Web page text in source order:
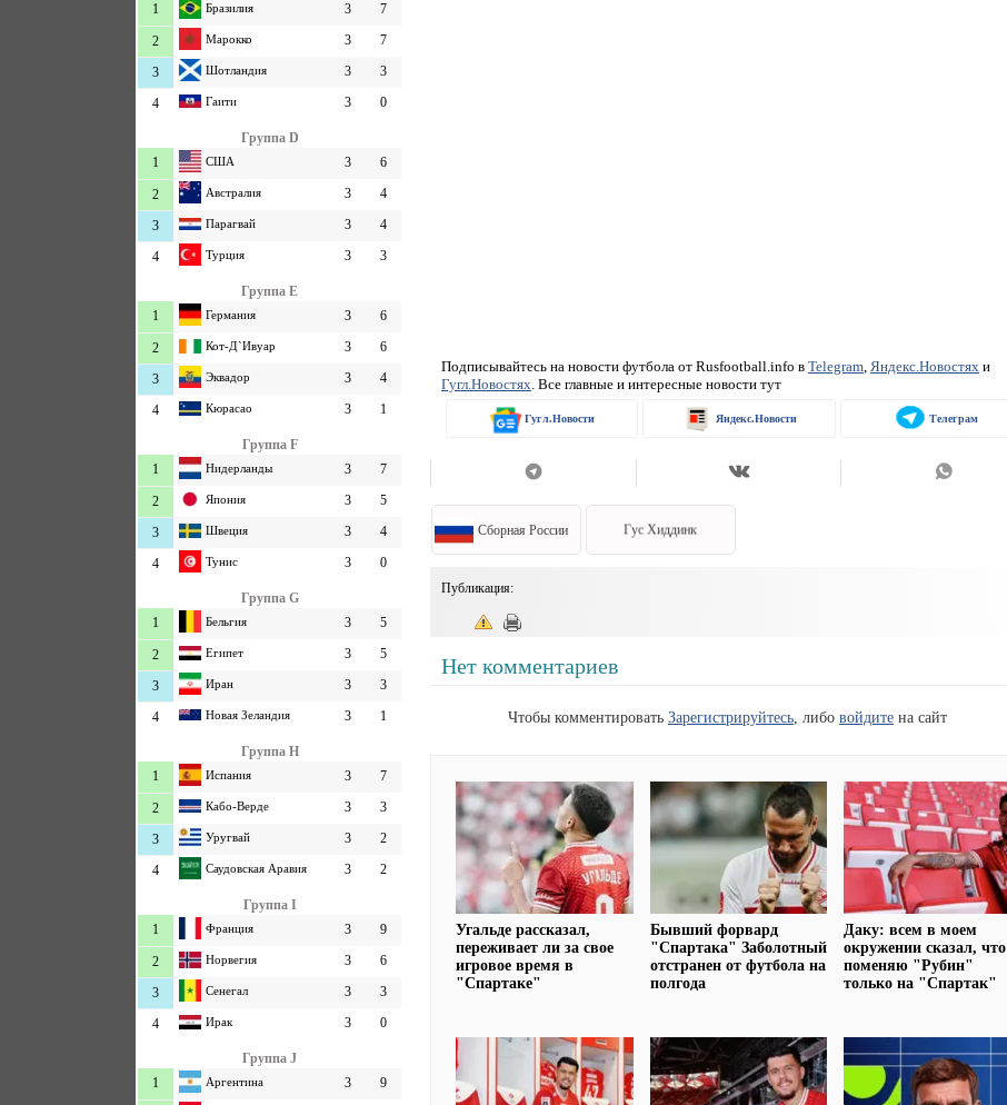
1
Бразилия 3 7
2 Марокко 3 7
3 Шотландия 3 3
4 Гаити 3 0
Группа D
1
США 3 6
2 Австралия 3 4
3 Парагвай 3 4
4 Турция 3 3
Группа E
1
Германия 3 6
2 Кот-Д`Ивуар 3 6
3 Эквадор 3 4
4 Кюрасао 3 1
Группа F
1
Нидерланды 3 7
2 Япония 3 5
3 Швеция 3 4
4 Тунис 3 0
Группа G
1
Бельгия 3 5
2 Египет 3 5
3 Иран 3 3
4 Новая Зеландия 3 1
Группа H
1
Испания 3 7
2 Кабо-Верде 3 3
3 Уругвай 3 2
4 Саудовская Аравия 3 2
Группа I
1
Франция 3 9
2 Норвегия 3 6
3 Сенегал 3 3
4 Ирак 3 0
Группа J
1
Аргентина 3 9
Подписывайтесь на новости футбола от Rusfootball.info в Telegram, Яндекс.Новостяхи
Гугл.Новостях. Все главные и интересные новости тут
Гугл.Новости Яндекс.Новости Телеграм
Сборная России Гус Хиддинк
Публикация:
Нет комментариев
Чтобы комментировать Зарегистрируйтесь, либо войдитена сайт
Угальде рассказал,
переживает ли за свое
игровое время в
"Спартаке"
Бывший форвард
"Спартака" Заболотный
отстранен от футбола на
полгода
Даку: всем в моем
окружении сказал, что
поменяю "Рубин"
только на "Спартак"